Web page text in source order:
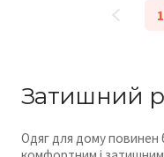
1
Затишний
Одяг для дому повинен